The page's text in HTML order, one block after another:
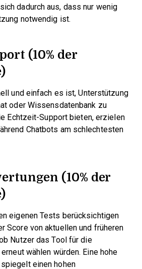
dadurch aus, dass nur wenig
notwendig ist.
(10% der
und einfach es ist, Unterstützung
oder Wissensdatenbank zu
Echtzeit-Support bieten, erzielen
Chatbots am schlechtesten
(10% der
eigenen Tests berücksichtigen
Score von aktuellen und früheren
Nutzer das Tool für die
wählen würden. Eine hohe
einen hohen